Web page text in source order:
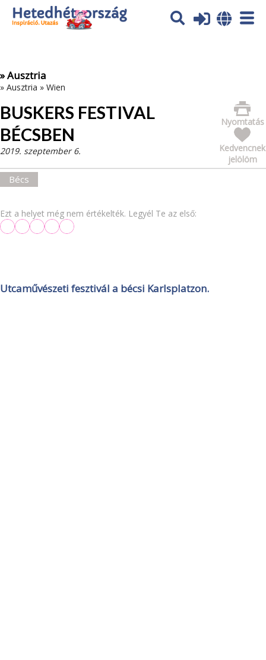
Az oldal sütiket (cookies) használ. További tájékoztatás itt:
Adatvédelmi tájékoztató
» Ausztria
» Ausztria » Wien
BUSKERS FESTIVAL
BÉCSBEN
Nyomtatás
Kedvencnek
jelölöm
2019. szeptember 6.
Bécs
Ezt a helyet még nem értékelték. Legyél Te az első:
Utcaművészeti fesztivál a bécsi Karlsplatzon.